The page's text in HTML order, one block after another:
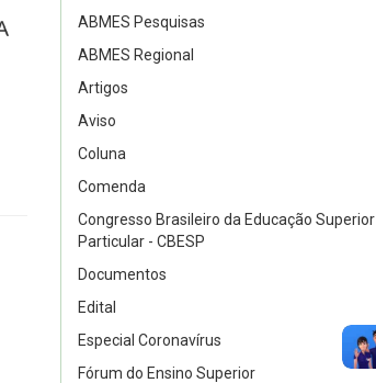
ABMES Pesquisas
ABMES Regional
Artigos
Aviso
Coluna
Comenda
Congresso Brasileiro da Educação Superior
Particular - CBESP
Documentos
Edital
Especial Coronavírus
Fórum do Ensino Superior